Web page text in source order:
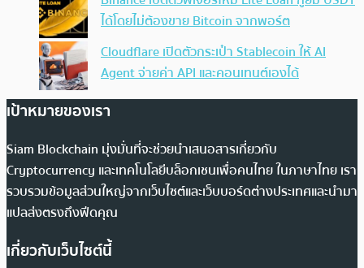
Binance เปิดตัวฟีเจอร์ใหม่ Lite Loan กู้ยืม USDT
ได้โดยไม่ต้องขาย Bitcoin จากพอร์ต
Cloudflare เปิดตัวกระเป๋า Stablecoin ให้ AI
Siam Blockchain มุ่งมั่นที่จะช่วยนำเสนอสารเกี่ยวกับ
Cryptocurrency และเทคโนโลยีบล็อกเชนเพื่อคนไทย ในภาษาไทย เรา
รวบรวมข้อมูลส่วนใหญ่จากเว็บไซต์และเว็บบอร์ดต่างประเทศและนำมา